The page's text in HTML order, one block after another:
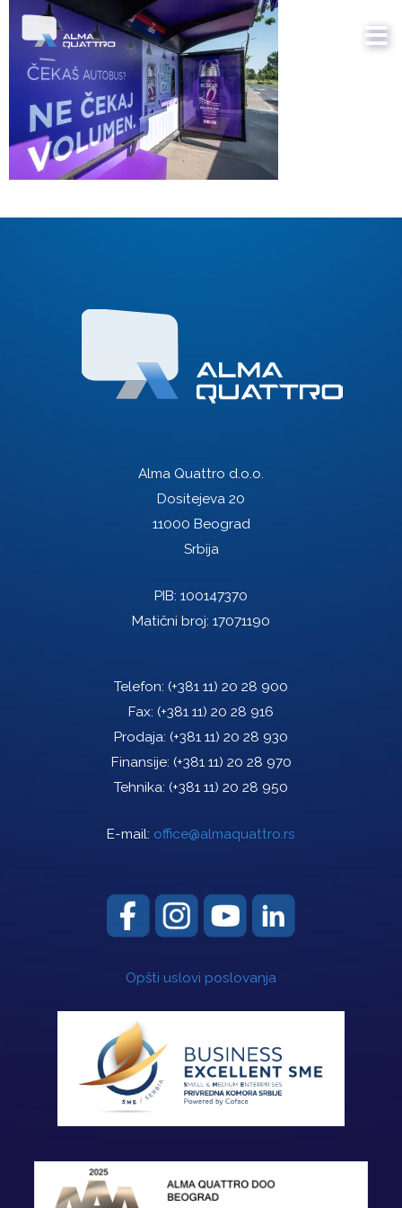
Alma Quattro d.o.o.
Dositejeva 20
11000 Beograd
Srbija
PIB: 100147370
Matični broj: 17071190
Telefon: (+381 11) 20 28 900
Fax: (+381 11) 20 28 916
Prodaja: (+381 11) 20 28 930
Finansije: (+381 11) 20 28 970
Tehnika: (+381 11) 20 28 950
E-mail: office@almaquattro.rs
Opšti uslovi poslovanja